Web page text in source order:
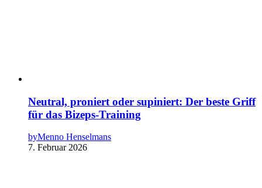
Neutral, proniert oder supiniert: Der beste Griff
für das Bizeps-Training
byMenno Henselmans
7. Februar 2026